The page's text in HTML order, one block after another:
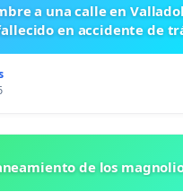
a una calle en
en accidente de
de los